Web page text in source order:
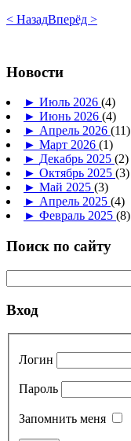
< НазадВперёд >
Новости
► Июль 2026 (4)
► Июнь 2026 (4)
► Апрель 2026 (11)
► Март 2026 (1)
► Декабрь 2025 (2)
► Октябрь 2025 (3)
► Май 2025 (3)
► Апрель 2025 (4)
► Февраль 2025 (8)
Поиск по сайту
Вход
Логин
Пароль
Запомнить меня